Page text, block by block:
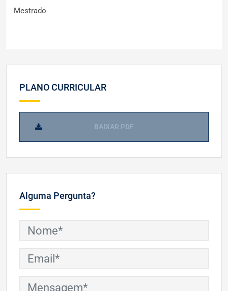
Mestrado
PLANO CURRICULAR
BAIXAR PDF
Alguma Pergunta?